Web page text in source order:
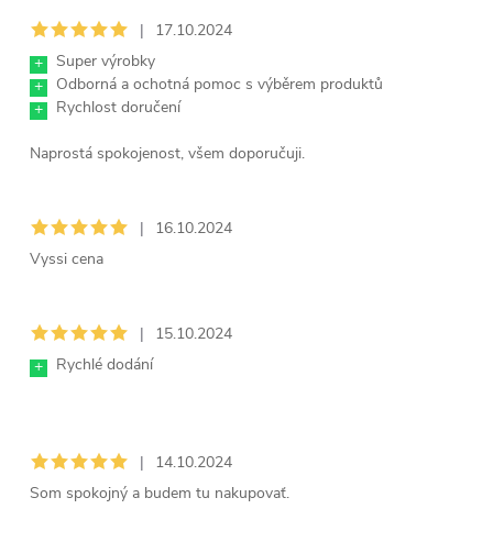
s
h
d
o
e
n
|
17.10.2024
+
Super výrobky
+
Odborná a ochotná pomoc s výběrem produktů
+
Rychlost doručení
Naprostá spokojenost, všem doporučuji.
|
16.10.2024
Vyssi cena
|
15.10.2024
+
Rychlé dodání
|
14.10.2024
Som spokojný a budem tu nakupovať.